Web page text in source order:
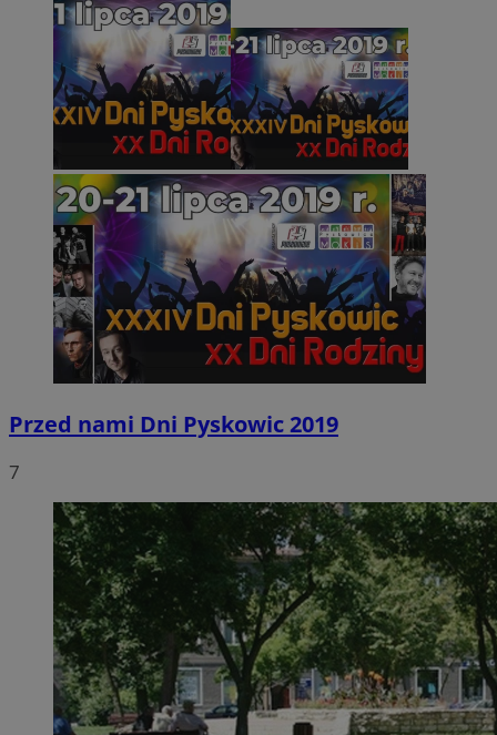
Przed nami Dni Pyskowic 2019
7